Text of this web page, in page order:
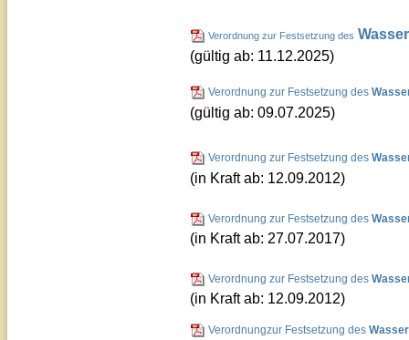
Verordnung zur Festsetzung des
(gültig ab: 11.12.2025)
Verordnung zur Festsetzung des
(gültig ab: 09.07.2025)
Verordnung zur Festsetzung des
(in Kraft ab: 12.09.2012)
Verordnung zur Festsetzung des
(in Kraft ab: 27.07.2017)
Verordnung zur Festsetzung des
(in Kraft ab: 12.09.2012)
Verordnungzur Festsetzung des